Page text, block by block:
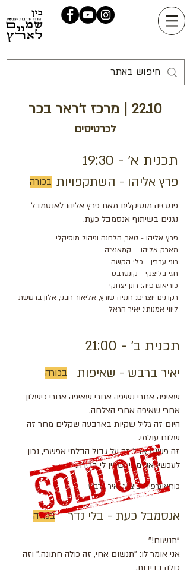
22.10 | מרכז ז'ראר בכר
לכרטיסים
תכנית א' - 19:30
פרץ אליהו - השתקפויות בכורה
פנטזיה מוסיקלית מאת פרץ אליהו לאנסמבל
נגנים בשיתוף אנסמבל כעת.
פרץ אליהו - טאר, הלחנה וניהול מוסיקלי
מארק אליהו – קמאנצ'ה
רוני עברין - כלי הקשה
חגי בליצקי - קונטרבס
כוריאוגרפיה: רונן יצחקי
רקדנים יוצרים: חנניה שורץ, אליאור חבני, אלון ברששת
ליווי אמנותי: יאיר הראל
תכנית ב' - 21:00
יאיר ברבש - שאיפות בכורה
בכורה
כוריאוגרפיה וביצוע: יאיר ברבש
שאיפה אחרי נשיפה אחרי שאיפה אחרי כישלון
אחרי שאיפה אחרי הצלחה.
היום זה גליל שקיות בארבעה שקלים מחר זה
שלום עולמי.
זה פשוט אבל זה על גבול הבלתי אפשרי, נכון
לעכשיו אני מבין שאין לי ברירה.
"תנשום!"
אני אומר לו: "תנשום אחי, זה כולה חתונה." וזה
כולה בדידות.
אנסמבל כעת - בלי נדר